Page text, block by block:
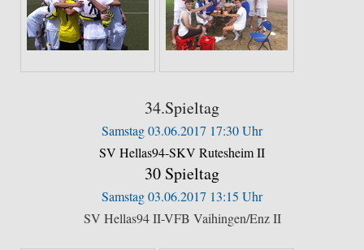
34.Spieltag
Samstag 03.06.2017 17:30 Uhr
SV Hellas94-SKV Rutesheim II
30 Spieltag
Samstag 03.06.2017 13:15 Uhr
SV Hellas94 II-VFB Vaihingen/Enz II